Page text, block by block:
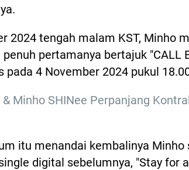
2024 tengah malam KST, Minho
pertamanya bertajuk "CALL
pada 4 November 2024 pukul
& Minho SHINee Perpanjang
itu menandai kembalinya Minho
digital sebelumnya, "Stay for